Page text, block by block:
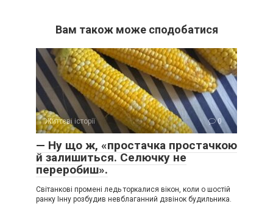
Вам також може сподобатися
Життєві історії 0
— Ну що ж, «простачка простачкою
й залишиться. Селючку не
переробиш».
Світанкові промені ледь торкалися вікон, коли о шостій
ранку Інну розбудив невблаганний дзвінок будильника.